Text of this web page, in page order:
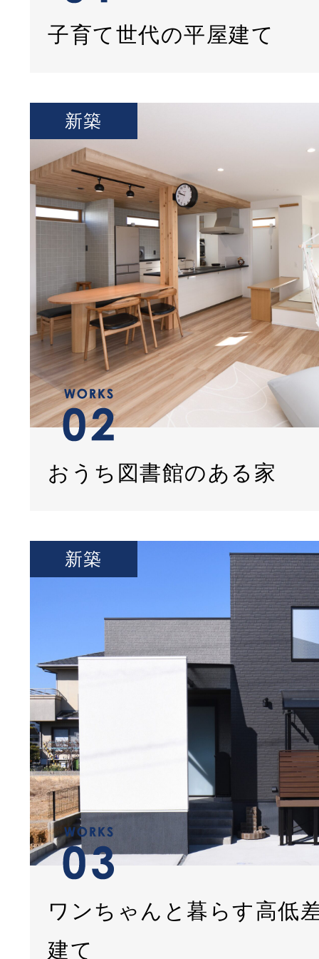
子育て世代の平屋建て
おうち図書館のある家
新築
ワンちゃんと暮らす高低
建て
新築